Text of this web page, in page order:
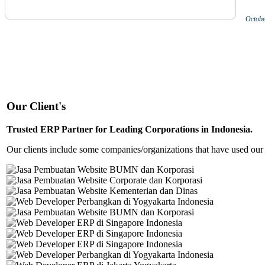
Our Client's
Trusted ERP Partner for Leading Corporations in Indonesia.
Our clients include some companies/organizations that have used our